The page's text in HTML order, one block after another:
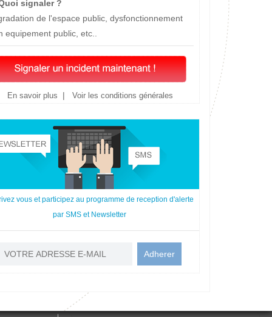
signaler ?
de l'espace public, dysfonctionnement
equipement public, etc..
En savoir plus | Voir les conditions générales
vous et participez au programme de reception d'alerte
par SMS et Newsletter